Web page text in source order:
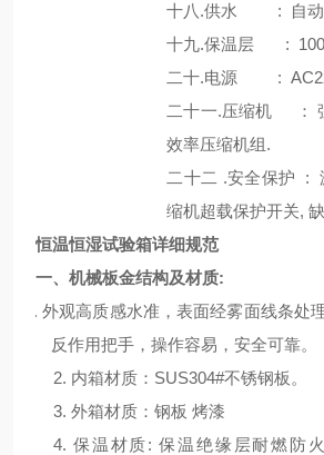
十八.供水
:
自
十九.保温层 :
二十.电源 : AC
二十一.压缩机 ：
效率压缩机组.
二十二 .安全保护 :
缩机超载保护开关,
恒温恒湿试验箱详细规范
一、机械板金结构及材质:
1. 外观高质感水准，表面经雾面线条处
反作用把手，操作容易，安全可靠。
2. 内箱材质：SUS304#不锈钢板。
3. 外箱材质：钢板 烤漆
4. 保温材质: 保温绝缘层耐燃防火